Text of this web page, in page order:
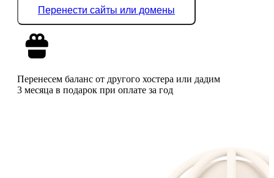
Перенести сайты или домены
Перенесем баланс от другого хостера или дадим
3 месяца в подарок при оплате за год